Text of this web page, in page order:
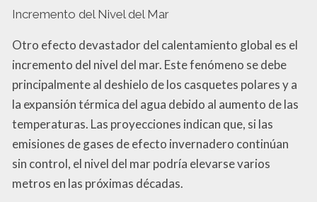
Incremento del Nivel del Mar
Otro efecto devastador del calentamiento global es el
incremento del nivel del mar. Este fenómeno se debe
principalmente al deshielo de los casquetes polares y a
la expansión térmica del agua debido al aumento de las
temperaturas. Las proyecciones indican que, si las
emisiones de gases de efecto invernadero continúan
sin control, el nivel del mar podría elevarse varios
metros en las próximas décadas.